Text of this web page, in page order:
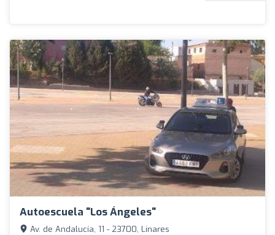
Autoescuela "Los Ángeles"
Av. de Andalucía, 11 - 23700, Linares